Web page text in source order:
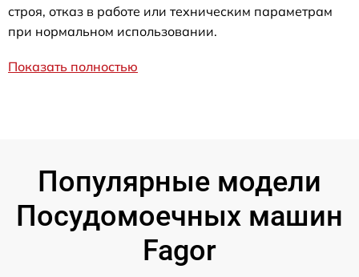
строя, отказ в работе или техническим параметрам
при нормальном использовании.
Показать полностью
Популярные модели
Посудомоечных машин
Fagor